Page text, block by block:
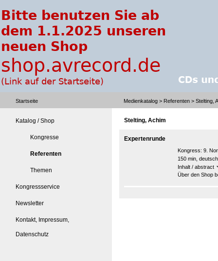
Startseite Medienkatalog > Referenten > Stelting,
Katalog / Shop
Kongresse
Referenten
Themen
Kongressservice
Newsletter
Kontakt, Impressum,
Datenschutz
Stelting, Achim
Expertenrunde
Kongress: 9.
150 min, deutsch
Inhalt / abstract
Über den Shop